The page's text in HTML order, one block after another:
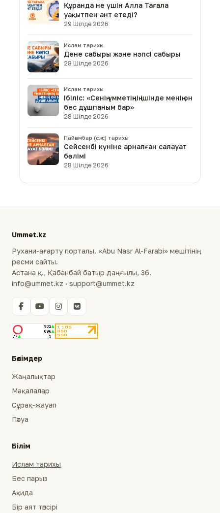
Құранда не үшін Алла Тағала
уақытпен ант етеді?
29 Шілде 2026
Ислам тарихы
Дене сабыры және нәпсі сабыры
28 Шілде 2026
Ислам тарихы
Ібіліс: «Сенің үмметіңнің ішінде менің он
бес дұшпаным бар»
28 Шілде 2026
Пайғамбар (с.ғ.с) тарихы
Сейсенбі күніне арналған салауат
бөлімі
28 Шілде 2026
Ummet.kz
Рухани-ағарту порталы. «Abu Nasr Al-Farabi» мешітінің
ресми сайты.
Астана қ., Қабанбай батыр даңғылы, 36.
info@ummet.kz · support@ummet.kz
Бөлімдер
Жаңалықтар
Мақалалар
Сұрақ-жауап
Пәтуа
Білім
Ислам тарихы
Бес парыз
Ақида
Бір аят тәпсірі